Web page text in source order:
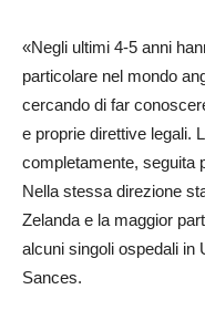
«Negli ultimi 4-5 anni
particolare nel mondo
cercando di far
e proprie direttive legali.
completamente, seguita
Nella stessa direzione
Zelanda e la maggior
alcuni singoli ospedali in
Sances.